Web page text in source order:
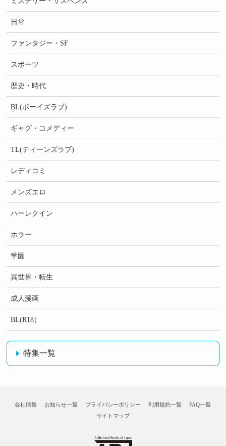
日常
ファンタジー・SF
スポーツ
歴史・時代
BL(ボーイズラブ)
ギャグ・コメディー
TL(ティーンズラブ)
レディコミ
メンズエロ
ハーレクイン
ホラー
学園
異世界・転生
成人漫画
BL(R18）
特集一覧
会社情報 お知らせ一覧 プライバシーポリシー 利用規約一覧
FAQ一覧
サイトマップ